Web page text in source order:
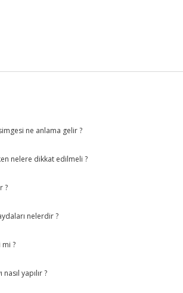
ne anlama gelir ?
nelere dikkat edilmeli ?
?
nelerdir ?
?
yapılır ?